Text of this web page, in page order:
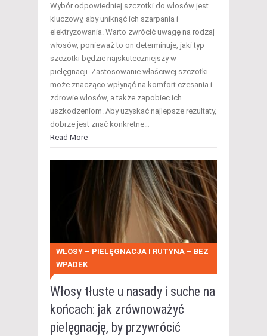
Wybór odpowiedniej szczotki do włosów jest
kluczowy, aby uniknąć ich szarpania i
elektryzowania. Warto zwrócić uwagę na rodzaj
włosów, ponieważ to on determinuje, jaki typ
szczotki będzie najskuteczniejszy w
pielęgnacji. Zastosowanie właściwej szczotki
może znacząco wpłynąć na komfort czesania i
zdrowie włosów, a także zapobiec ich
uszkodzeniom. Aby uzyskać najlepsze rezultaty,
dobrze jest znać konkretne…
Read More
WŁOSY – PIELĘGNACJA I RUTYNA – BEZ
WPADEK
Włosy tłuste u nasady i suche na
końcach: jak zrównoważyć
pielęgnację, by przywrócić